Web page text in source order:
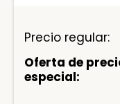
Precio regular:
Oferta de
especial: